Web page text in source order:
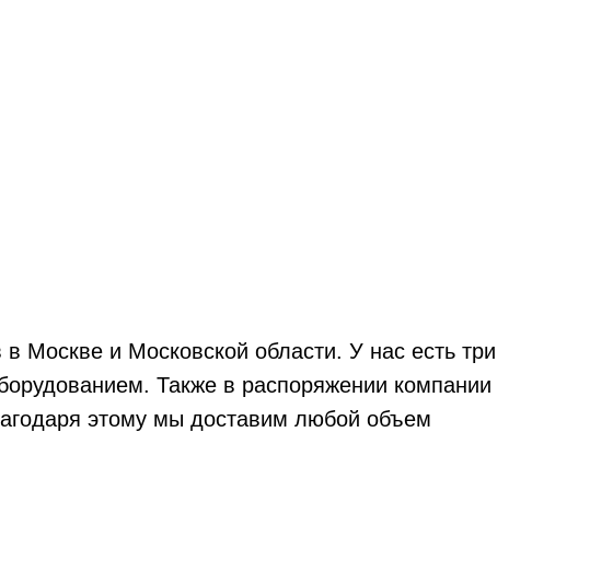
Москве и Московской области. У нас есть три
Также в распоряжении компании
этому мы доставим любой объем